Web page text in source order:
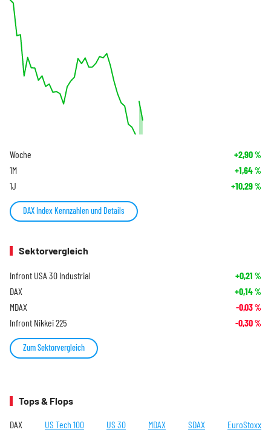
Woche +2,90%
1M +1,64%
1J +10,29%
DAX Index Kennzahlen und Details
Sektorvergleich
Infront USA 30 Industrial +0,21 %
DAX +0,14%
MDAX -0,03%
Infront Nikkei 225 -0,30%
Zum Sektorvergleich
Tops & Flops
DAX US Tech 100 US 30 MDAX SDAX EuroStoxx